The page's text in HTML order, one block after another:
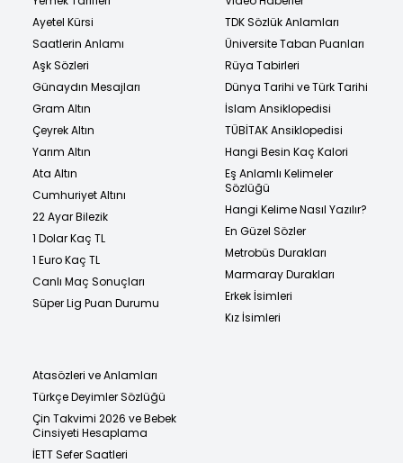
Ayetel Kürsi
Saatlerin Anlamı
Aşk Sözleri
Günaydın Mesajları
Gram Altın
Çeyrek Altın
Yarım Altın
Ata Altın
Cumhuriyet Altını
22 Ayar Bilezik
1 Dolar Kaç TL
1 Euro Kaç TL
Canlı Maç Sonuçları
Süper Lig Puan Durumu
TDK Sözlük Anlamları
Üniversite Taban Puanları
Rüya Tabirleri
Dünya Tarihi ve Türk Tarihi
İslam Ansiklopedisi
TÜBİTAK Ansiklopedisi
Hangi Besin Kaç Kalori
Eş Anlamlı Kelimeler
Sözlüğü
Hangi Kelime Nasıl Yazılır?
En Güzel Sözler
Metrobüs Durakları
Marmaray Durakları
Erkek İsimleri
Kız İsimleri
Atasözleri ve Anlamları
Türkçe Deyimler Sözlüğü
Çin Takvimi 2026 ve Bebek
Cinsiyeti Hesaplama
İETT Sefer Saatleri